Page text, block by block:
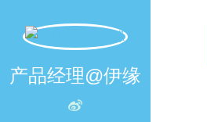
产品经理@伊缘